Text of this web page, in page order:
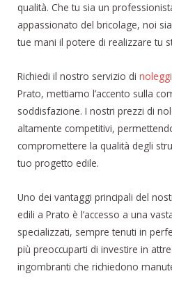
qualità. Che tu sia un
appassionato del bricolage, noi
tue mani il potere di realizzare tu
Richiedi il nostro servizio di
Prato, mettiamo l’accento sulla
soddisfazione. I nostri prezzi di
altamente competitivi,
compromettere la qualità degli
tuo progetto edile.
Uno dei vantaggi principali del
edili a Prato è l’accesso a una
specializzati, sempre tenuti in
più preoccuparti di investire in
ingombranti che richiedono